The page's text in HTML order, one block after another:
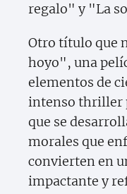
regalo" y "La
Otro título que
hoyo", una
elementos de
intenso thriller
que se
morales que
convierten en
impactante y